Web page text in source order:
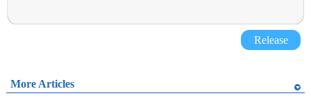
Release
More Articles